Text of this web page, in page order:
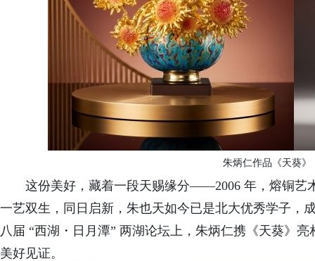
朱炳仁作品《天葵》
这份美好，藏着一段天赐缘分——2006 年，熔铜艺
一艺双生，同日启新，朱也天如今已是北大优秀学子，
八届 “西湖・日月潭” 两湖论坛上，朱炳仁携《天葵》
美好见证。